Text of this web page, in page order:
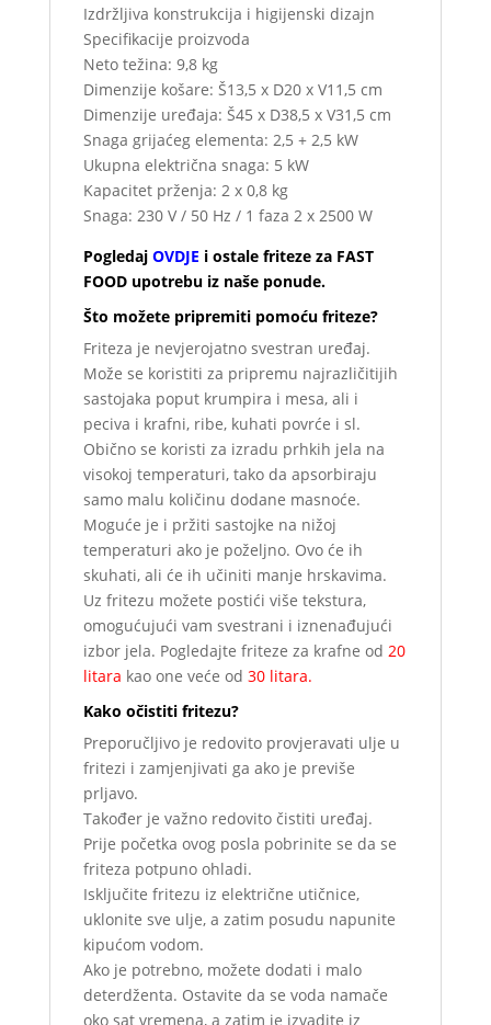
Izdržljiva konstrukcija i higijenski dizajn
Specifikacije proizvoda
Neto težina: 9,8 kg
Dimenzije košare: Š13,5 x D20 x V11,5 cm
Dimenzije uređaja: Š45 x D38,5 x V31,5 cm
Snaga grijaćeg elementa: 2,5 + 2,5 kW
Ukupna električna snaga: 5 kW
Kapacitet prženja: 2 x 0,8 kg
Snaga: 230 V / 50 Hz / 1 faza 2 x 2500 W
Pogledaj OVDJE i ostale friteze za FAST
FOOD upotrebu iz naše ponude.
Što možete pripremiti pomoću friteze?
Friteza je nevjerojatno svestran uređaj.
Može se koristiti za pripremu najrazličitijih
sastojaka poput krumpira i mesa, ali i
peciva i krafni, ribe, kuhati povrće i sl.
Obično se koristi za izradu prhkih jela na
visokoj temperaturi, tako da apsorbiraju
samo malu količinu dodane masnoće.
Moguće je i pržiti sastojke na nižoj
temperaturi ako je poželjno. Ovo će ih
skuhati, ali će ih učiniti manje hrskavima.
Uz fritezu možete postići više tekstura,
omogućujući vam svestrani i iznenađujući
izbor jela. Pogledajte friteze za krafne od 20
litara kao one veće od 30 litara.
Kako očistiti fritezu?
Preporučljivo je redovito provjeravati ulje u
fritezi i zamjenjivati ga ako je previše
prljavo.
Također je važno redovito čistiti uređaj.
Prije početka ovog posla pobrinite se da se
friteza potpuno ohladi.
Isključite fritezu iz električne utičnice,
uklonite sve ulje, a zatim posudu napunite
kipućom vodom.
Ako je potrebno, možete dodati i malo
deterdženta. Ostavite da se voda namače
oko sat vremena, a zatim je izvadite iz